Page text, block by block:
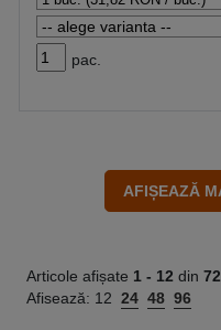
pac.
Articole afișate 1 - 12 din 72
Afisează: 12 24 48 96